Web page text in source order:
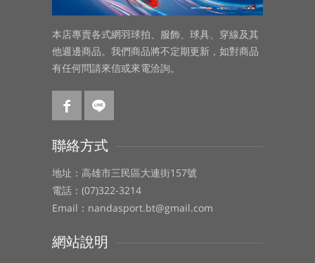
本店專賣各式網羽球拍、服飾、球具、穿線及其
他週邊商品。我們商品將不定期更新，如對商品
有任何問請來信或來電洽詢。
聯絡方式
地址：高雄市三民區大連街157號
電話：(07)322-3214
Email：nandasport.bt@gmail.com
網站說明